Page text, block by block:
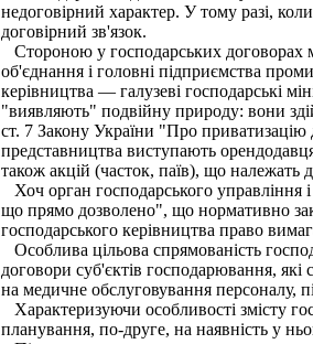
недоговірний характер. У тому разі,
договірний зв'язок.
Стороною у господарських договорах
об'єднання і головні підприємства
керівництва — галузеві господарські
"виявляють" подвійну природу: вони
ст. 7 Закону України "Про
представництва виступають
також акцій (часток, паїв), що належать
Хоч орган господарського управління
що прямо дозволено", що нормативно
господарського керівництва право
Особлива цільова спрямованість
договори суб'єктів господарювання, які
на медичне обслуговування персоналу,
Характеризуючи особливості змісту
планування, по-друге, на наявність у